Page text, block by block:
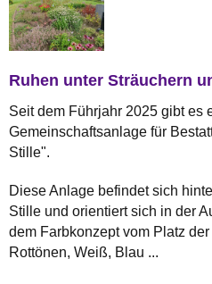
Ruhen unter Sträuchern
Seit dem Führjahr 2025 gibt es
Gemeinschaftsanlage für
Stille".
Diese Anlage befindet sich
Stille und orientiert sich in der
dem Farbkonzept vom Platz
Rottönen, Weiß, Blau ...